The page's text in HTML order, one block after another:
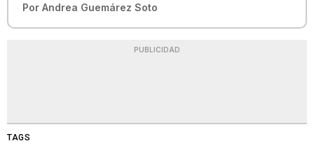
Por Andrea Guemárez Soto
PUBLICIDAD
TAGS